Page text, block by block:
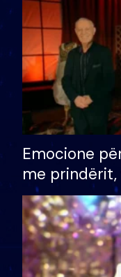
Emocione
me prindërit,
divorci apo